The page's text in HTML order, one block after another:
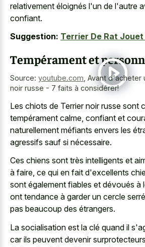
relativement éloignés l'un de l'autre
confiant.
Suggestion: Terrier De Rat
Tempérament et
Source: youtube.com Avant d'acheter
noir russe - 7 faits à considérer!
Les chiots de Terrier noir russe sont
tempérament calme, confiant et
naturellement méfiants envers les
agressifs sauf si nécessaire.
Ces chiens sont très intelligents et
à faire, ce qui en fait d'excellents
sont également fiables et dévoués à
ont tendance à garder un cercle
pas beaucoup des étrangers.
La socialisation est la clé quand il
car ils peuvent devenir